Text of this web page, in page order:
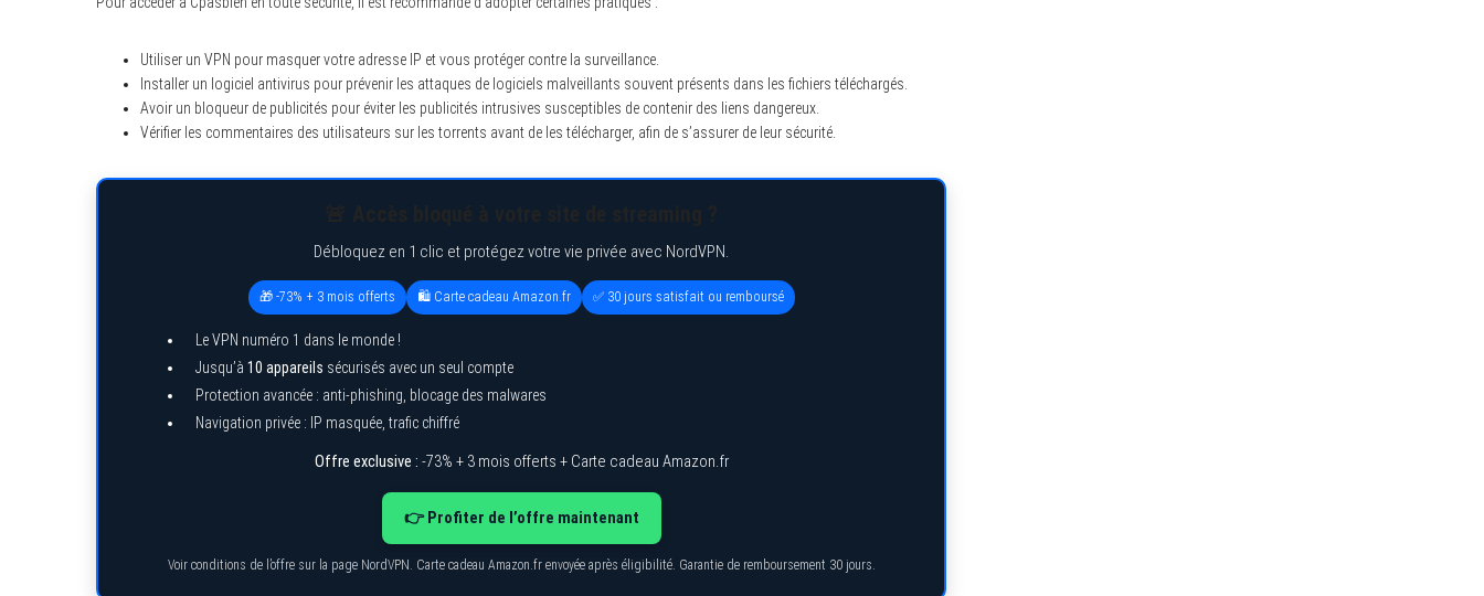
Utiliser un VPN pour masquer votre adresse IP et vous protéger contre la surveillance.
Installer un logiciel antivirus pour prévenir les attaques de logiciels malveillants souvent présents dans les fichiers téléchargés.
Avoir un bloqueur de publicités pour éviter les publicités intrusives susceptibles de contenir des liens dangereux.
Vérifier les commentaires des utilisateurs sur les torrents avant de les télécharger, afin de s’assurer de leur sécurité.
Débloquez en 1 clic et protégez votre vie privée avec NordVPN.
🎁 -73% + 3 mois offerts 🛍️ Carte cadeau Amazon.fr ✅ 30 jours satisfait ou remboursé
Le VPN numéro 1 dans le monde !
Jusqu’à 10 appareils sécurisés avec un seul compte
Protection avancée : anti-phishing, blocage des malwares
Navigation privée : IP masquée, trafic chiffré
Offre exclusive : -73% + 3 mois offerts + Carte cadeau Amazon.fr
👉 Profiter de l’offre maintenant
Voir conditions de l’offre sur la page NordVPN. Carte cadeau Amazon.fr envoyée après éligibilité. Garantie de remboursement 30 jours.
c